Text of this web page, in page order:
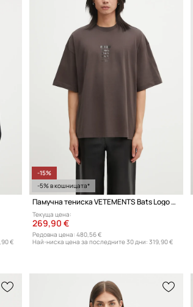
€
-15%
-5% в кошницата*
Памучна тениска VETEMENTS Bats Logo Regular
Текуща цена:
269,90 €
Редовна цена: 480,56 €
Най-ниска цена за последните 30 дни: 319,90 €